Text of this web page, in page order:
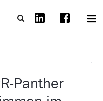
Panther